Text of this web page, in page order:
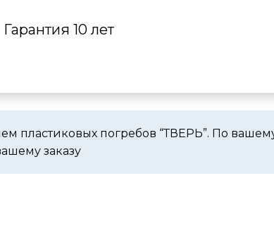
Гарантия 10 лет
пластиковых погребов “ТВЕРЬ”. По
заказу